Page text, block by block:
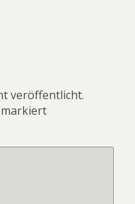
veröffentlicht.
markiert